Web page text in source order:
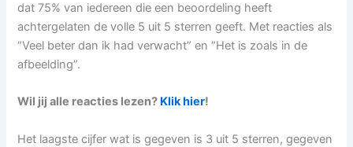
dat 75% van iedereen die een beoordeling heeft
achtergelaten de volle 5 uit 5 sterren geeft. Met reacties als
“Veel beter dan ik had verwacht” en “Het is zoals in de
afbeelding”.
Wil jij alle reacties lezen? Klik hier!
Het laagste cijfer wat is gegeven is 3 uit 5 sterren, gegeven